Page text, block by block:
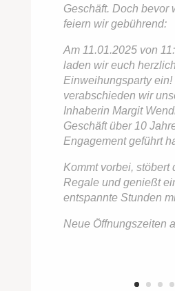
Geschäft. Doch bevor
feiern wir gebührend:
Am 11.01.2025 von
laden wir euch
Einweihungsparty
verabschieden wir
Inhaberin Margit
Geschäft über 10
Engagement geführt
Kommt vorbei, stöbert
Regale und genießt
entspannte Stunden
Neue Öffnungszeiten